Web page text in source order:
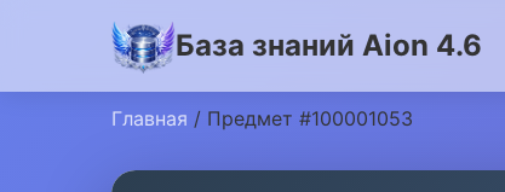
База знаний Aion 4.6
Главная / Предмет #100001053